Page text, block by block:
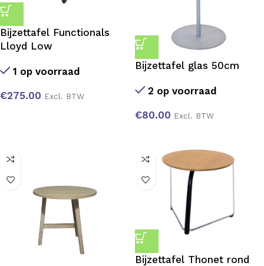
Bijzettafel Functionals
Lloyd Low
1 op voorraad
€275.00 Excl. BTW
Bijzettafel glas 50cm
2 op voorraad
€80.00 Excl. BTW
Bijzettafel Thonet rond